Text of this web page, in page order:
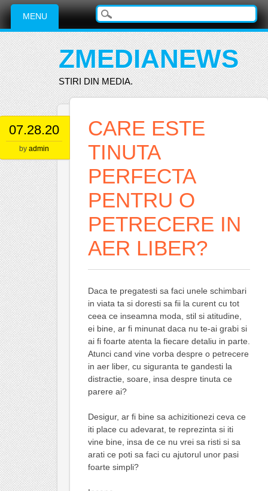
Main menu
Skip
content
MENU
ZMEDIANEWS
STIRI DIN MEDIA.
07.28.20
by admin
CARE ESTE
TINUTA
PERFECTA
PENTRU O
PETRECERE IN
AER LIBER?
Daca te pregatesti sa faci unele schimbari
in viata ta si doresti sa fii la curent cu tot
ceea ce inseamna moda, stil si atitudine,
ei bine, ar fi minunat daca nu te-ai grabi si
ai fi foarte atenta la fiecare detaliu in parte.
Atunci cand vine vorba despre o petrecere
in aer liber, cu siguranta te gandesti la
distractie, soare, insa despre tinuta ce
parere ai?
Desigur, ar fi bine sa achizitionezi ceva ce
iti place cu adevarat, te reprezinta si iti
vine bine, insa de ce nu vrei sa risti si sa
arati ce poti sa faci cu ajutorul unor pasi
foarte simpli?